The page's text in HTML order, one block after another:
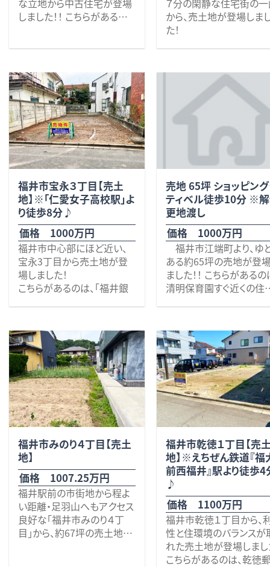
にての引渡しも可能。そ
合、価格の相談に応じま
す）
しの方、是非いかがでしょう
か？ その他些細な事でも何
ください。
区 木田小学校（約900
ｍ）、明倫中学校（約850ｍ）
福井鉄道福武線「商工会議
所前」駅より徒歩4分 ※敷
地内に２台分のガレージ及
び上下水道引込み有り。
期待できます。
人気エリアでありながら
格は800万円。
サイズの土地を探してい
そんな方にぜひご検討
だきたい一画です。 些
ことでも何でもお気軽に
問い合わせください。 お
しております。 校区
小学校1km、灯明寺中
1.5km ※解体更地渡し、
水道引込20ｍｍ有り
な立地から中古住宅が登場
しました！！ こちらがあるの
ーやコンビニは見当たりま
せんが、それでも福井方面に
車を4分も走らせればハニー
麻生津店があります。また鯖
江方面に車を4分も走らせ
ればニトリ鯖江鳥羽店やア
ルビスさばえ鳥羽店（車で6
分）があり便利なところで
山線や229号フェニックス通
りにアクセス良好です♪ そ
してこちらの土地付き中古
住宅は1980年に新築された
5DKの建物です。 ※現在居
住中の為、写真の多くを掲載
出来ませんが、内観のご予約
も受け付けておりますので、
お気軽にお問い合わせくだ
さい。 その他、些細なことで
わせください。 お待ちしてお
ります。 校区 麻生津小学
校、足羽中学校
７分の閑静な住宅街の
から、売土地が登場しま
た！
7分）、福井銀行（徒歩7分
福井商工会議所（徒歩7分
飲食店等、商業施設が
に点在します。
また、福井鉄道「商工会
前」駅まで徒歩8分、フェ
クス通りへも車で約2分と
通勤・通学に便利♪
JR「福井駅」へも車で約
着いた住環境でありなが
市街地へのアクセスも
で、暮らしやすい立地で
土地面積は、約49坪とや
コンパクトに感じるかも
ませんが、
間取りや収納等アイディ
次第で、十分に快適な住
いを実現できる大きさで
是非いかがでしょうか？
軽にお問い合わせくださ
お待ちしております。 校
区 豊小学校（約1,100ｍ
明倫中学校（約1,500ｍ
井鉄道福武線「商工会
前」駅より徒歩8分 ※敷
内に、下水道あり。
※上水道は、敷地内に引
あるが、使用可能か確認
必要。
※セットバック必要。
※現在駐車場として使
れております。
福井市宝永３丁目【売土
地】※｢仁愛女子高校駅｣よ
り徒歩8分♪
価格 1000万円
福井市中心部にほど近い、
宝永3丁目から売土地が登
場しました！
こちらがあるのは、「福井銀
す。
周辺には、上記のほか、ファ
ミリーマート、宝永郵便局、
藤田記念病院、スギ薬局、ワ
イプラザグルメ館など、日常
生活に欠かせない施設が徒
歩圏内に揃っています。
また、「養浩館庭園」・「郷土
歴史博物館」へも徒歩4分
で、周辺の散策が楽しめる贅
ひとつです。
交通アクセスも良好で、
「松本通り」まで約1分、「フェ
ニックス通り」「さくら通り」へ
もそれぞれ約2分と、市内各
方面への移動もスムーズ。
さらに、
・福井鉄道「仁愛女子高校
駅」まで徒歩8分
・ハピラインふくい「福井駅」
売地 65坪 ショッピン
ティベル徒歩10分 ※
更地渡し
価格 1000万円
ある約65坪の売地が登
ました！！ こちらがあるの
清明保育園すぐ近くの住
ピングシティ・ベル」まで
10分、さらに福井鉄道福
線 江端駅まで徒歩8分
いう便利な立地と広さ♪ ま
た、清明小学校へも徒歩
分、フェニックス通りへ
で１分と通勤・通学時の
セスも大変良好
間口
立地的魅力のある物件で
近郊でお探しの方、是非
がでしょうか？ 些細なこ
も何でも、お気軽にお問
わせください！
校区 清明小学校・足羽
学校 ※解体更地での
しとなります。 ※上水道
済み
福井市みのり４丁目【売土
地】
価格 1007.25万円
福井駅前の市街地から程よ
い距離・足羽山へもアクセス
良好な「福井市みのり４丁
目」から、約67坪の売土地が
福井市乾徳１丁目【売
地】※えちぜん鉄道『福
前西福井』駅より徒歩4
♪
価格 1100万円
福井市乾徳１丁目から、
性と住環境のバランスが
れた売土地が登場しまし
こちらがあるのは、乾徳